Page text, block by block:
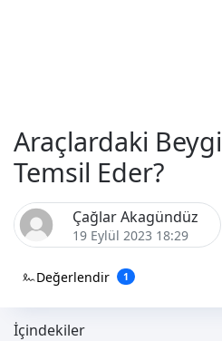
Araçlardaki
Temsil Eder?
Çağlar Akagündüz
19 Eylül 2023 18:29
Değerlendir 1
İçindekiler